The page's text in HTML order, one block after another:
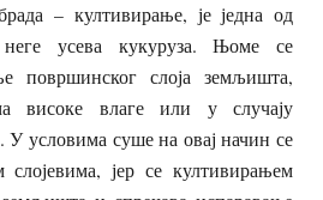
– култивирање, је једна од
неге усева кукуруза. Њоме се
површинског слоја земљишта,
високе влаге или у случају
условима суше на овај начин се
јер се култивирањем